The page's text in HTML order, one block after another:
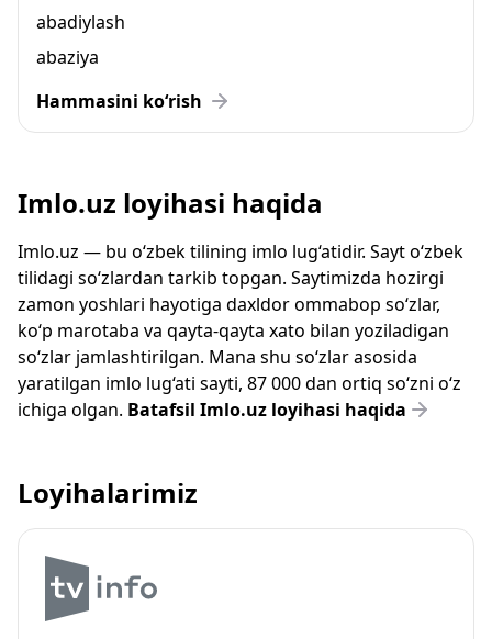
abadiylash
abaziya
Hammasini ko‘rish
Imlo.uz loyihasi haqida
Imlo.uz — bu o‘zbek tilining imlo lug‘atidir. Sayt o‘zbek
tilidagi so‘zlardan tarkib topgan. Saytimizda hozirgi
zamon yoshlari hayotiga daxldor ommabop so‘zlar,
ko‘p marotaba va qayta-qayta xato bilan yoziladigan
so‘zlar jamlashtirilgan. Mana shu so‘zlar asosida
yaratilgan imlo lug‘ati sayti, 87 000 dan ortiq so‘zni o‘z
ichiga olgan. Batafsil Imlo.uz loyihasi haqida
Loyihalarimiz